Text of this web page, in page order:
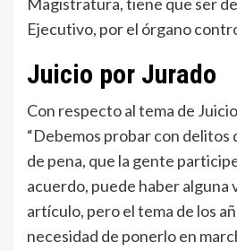
Ejecutivo, por el órgano
Juicio por Jurado
Con respecto al tema de
“Debemos probar con delitos
de pena, que la gente
acuerdo, puede haber alguna
artículo, pero el tema de los
necesidad de ponerlo en